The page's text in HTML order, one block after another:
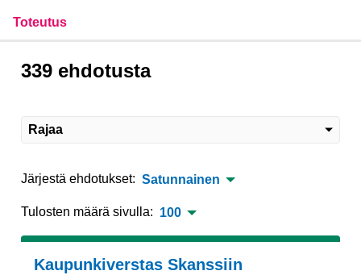
Toteutus
339 ehdotusta
Rajaa
Järjestä ehdotukset: Satunnainen
Tulosten määrä sivulla: 100
Kaupunkiverstas Skanssiin